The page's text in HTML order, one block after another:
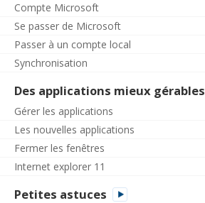
Compte Microsoft
Se passer de Microsoft
Passer à un compte local
Synchronisation
Des applications mieux gérables
Gérer les applications
Les nouvelles applications
Fermer les fenêtres
Internet explorer 11
Petites astuces